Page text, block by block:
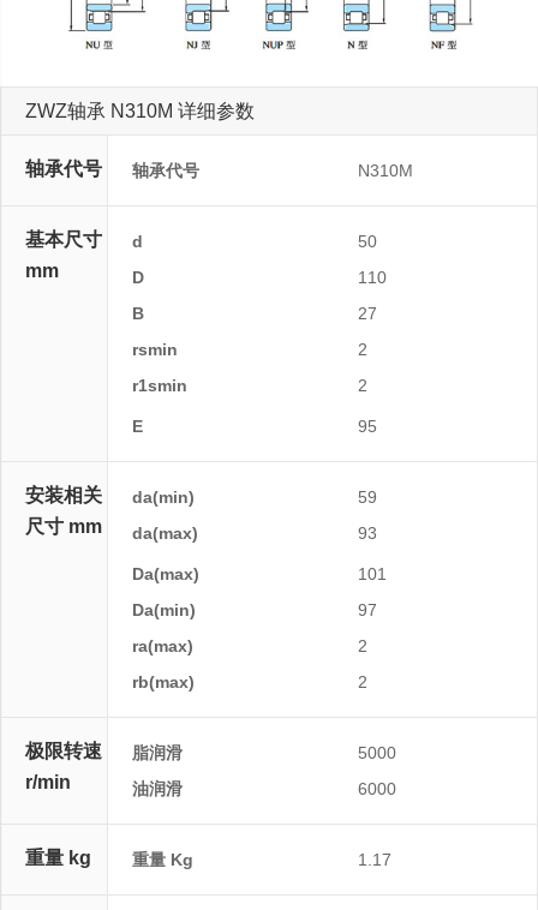
ZWZ轴承 N310M 详细参数
轴承代号 轴承代号 N310M
基本尺寸
mm
d
50
D
110
B
27
rsmin
2
r1smin
2
F
E 95
安装相关
尺寸 mm
da(min)
59
da(max)
93
db(min)
Da(max)
101
Da(min)
97
ra(max)
2
rb(max)
2
极限转速
r/min
脂润滑
5000
油润滑
6000
重量 kg 重量 Kg 1.17